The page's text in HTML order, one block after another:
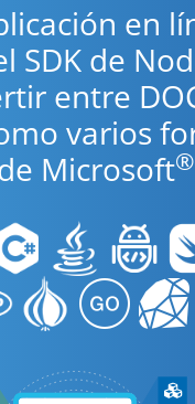
en
SDK de
entre
varios
Microsoft®